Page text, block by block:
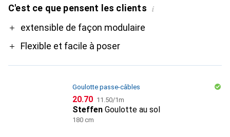
C'est ce que pensent les clients i
Proextensible de façon modulaire
Flexible et facile à poser
Goulotte passe-câbles
CHF
20.70 CHF
11.50/1m
Steffen Goulotte au sol
180 cm